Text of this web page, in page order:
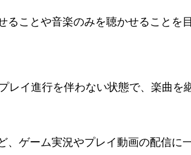
ことや音楽のみを聴かせることを
レイ進行を伴わない状態で、楽曲を
、ゲーム実況やプレイ動画の配信に